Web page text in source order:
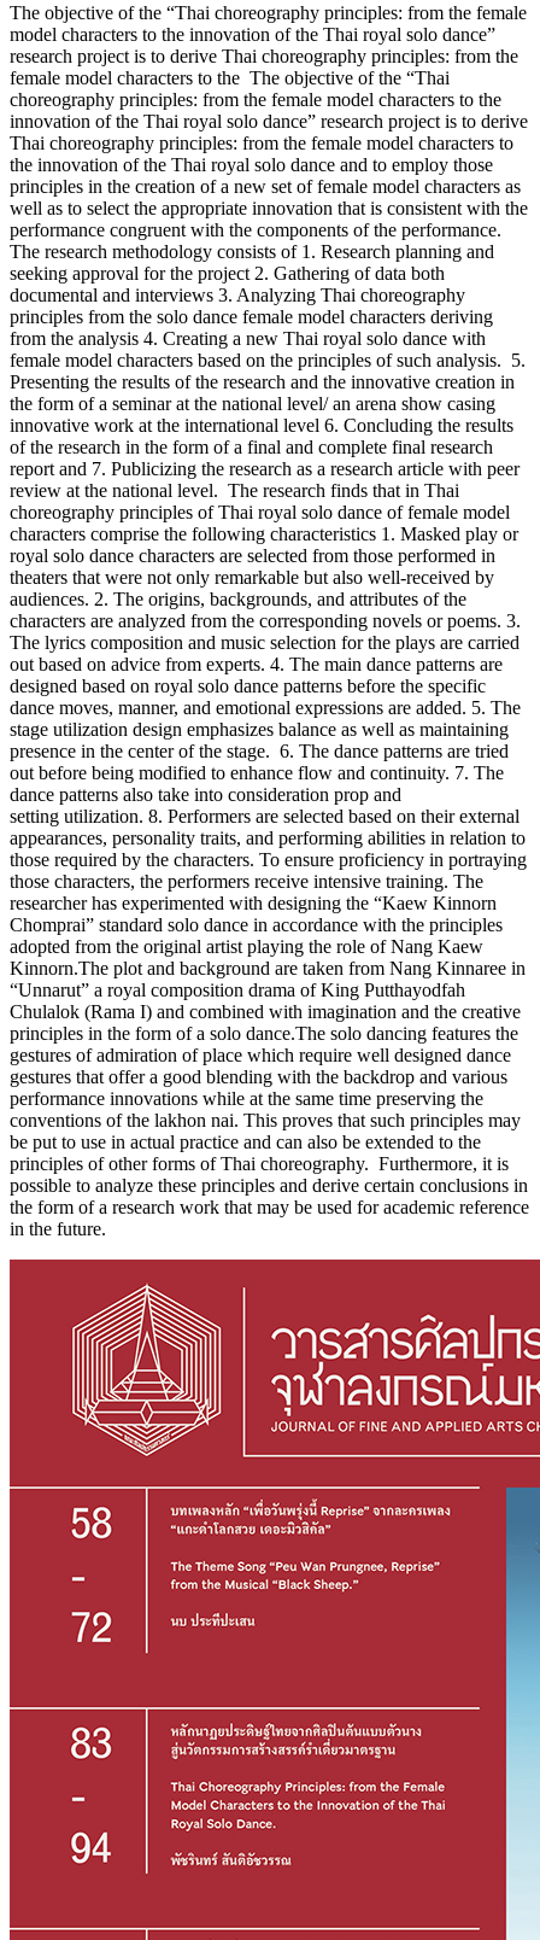
The objective of the “Thai choreography principles: from the female
model characters to the innovation of the Thai royal solo dance”
research project is to derive Thai choreography principles: from the
female model characters to the The objective of the “Thai
choreography principles: from the female model characters to the
innovation of the Thai royal solo dance” research project is to derive
Thai choreography principles: from the female model characters to
the innovation of the Thai royal solo dance and to employ those
principles in the creation of a new set of female model characters as
well as to select the appropriate innovation that is consistent with the
performance congruent with the components of the performance.
The research methodology consists of 1. Research planning and
seeking approval for the project 2. Gathering of data both
documental and interviews 3. Analyzing Thai choreography
principles from the solo dance female model characters deriving
from the analysis 4. Creating a new Thai royal solo dance with
female model characters based on the principles of such analysis. 5.
Presenting the results of the research and the innovative creation in
the form of a seminar at the national level/ an arena show casing
innovative work at the international level 6. Concluding the results
of the research in the form of a final and complete final research
report and 7. Publicizing the research as a research article with peer
review at the national level. The research finds that in Thai
choreography principles of Thai royal solo dance of female model
characters comprise the following characteristics 1. Masked play or
royal solo dance characters are selected from those performed in
theaters that were not only remarkable but also well-received by
audiences. 2. The origins, backgrounds, and attributes of the
characters are analyzed from the corresponding novels or poems. 3.
The lyrics composition and music selection for the plays are carried
out based on advice from experts. 4. The main dance patterns are
designed based on royal solo dance patterns before the specific
dance moves, manner, and emotional expressions are added. 5. The
stage utilization design emphasizes balance as well as maintaining
presence in the center of the stage. 6. The dance patterns are tried
out before being modified to enhance flow and continuity. 7. The
dance patterns also take into consideration prop and
setting utilization. 8. Performers are selected based on their external
appearances, personality traits, and performing abilities in relation to
those required by the characters. To ensure proficiency in portraying
those characters, the performers receive intensive training. The
researcher has experimented with designing the “Kaew Kinnorn
Chomprai” standard solo dance in accordance with the principles
adopted from the original artist playing the role of Nang Kaew
Kinnorn.The plot and background are taken from Nang Kinnaree in
“Unnarut” a royal composition drama of King Putthayodfah
Chulalok (Rama I) and combined with imagination and the creative
principles in the form of a solo dance.The solo dancing features the
gestures of admiration of place which require well designed dance
gestures that offer a good blending with the backdrop and various
performance innovations while at the same time preserving the
conventions of the lakhon nai. This proves that such principles may
be put to use in actual practice and can also be extended to the
principles of other forms of Thai choreography. Furthermore, it is
possible to analyze these principles and derive certain conclusions in
the form of a research work that may be used for academic reference
in the future.